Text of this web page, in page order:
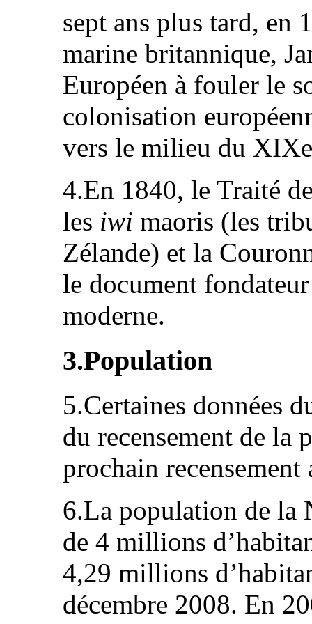
sept ans plus tard, en
marine britannique,
Européen à fouler le
colonisation
vers le milieu du
4.En 1840, le Traité
les iwi maoris (les
Zélande) et la
le document
moderne.
3.Population
5.Certaines données
du recensement de la
prochain
6.La population de la
de 4 millions
4,29 millions
décembre 2008. En